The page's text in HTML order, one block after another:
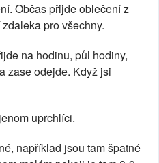
Občas přijde oblečení z
pro všechny.
na hodinu, půl hodiny,
zase odejde. Když jsi
uprchlíci.
například jsou tam špatné